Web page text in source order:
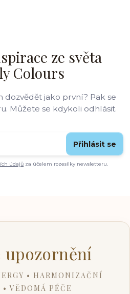
ze světa
Colours
dozvědět jako první? Pak se
Můžete se kdykoli odhlásit.
Přihlásit se
údajů za účelem rozesílky newsletteru.
upozornění
• HARMONIZAČNÍ
• VĚDOMÁ PÉČE